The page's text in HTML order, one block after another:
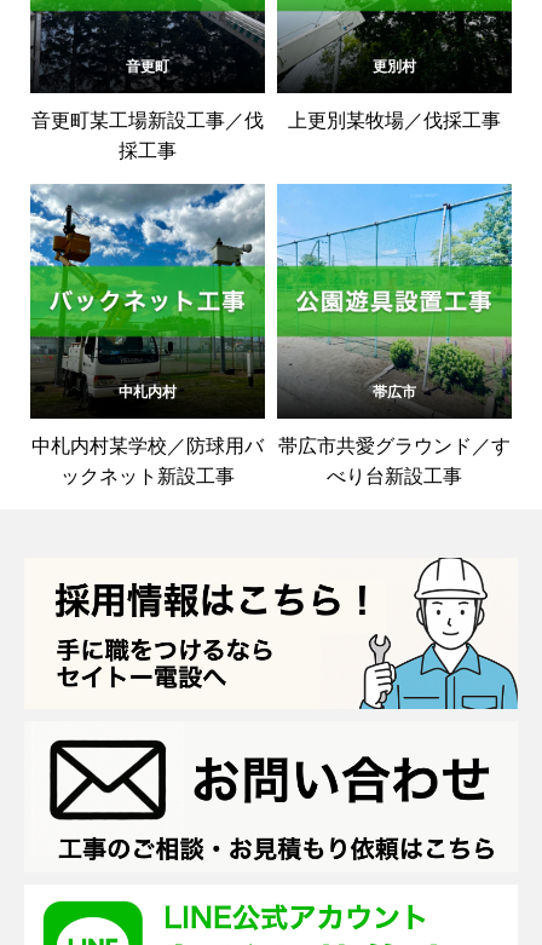
音更町
音更町某工場新設工事／伐
採工事
更別村
上更別某牧場／伐採工事
中札内村
中札内村某学校／防球用バ
ックネット新設工事
帯広市
帯広市共愛グラウンド／す
べり台新設工事